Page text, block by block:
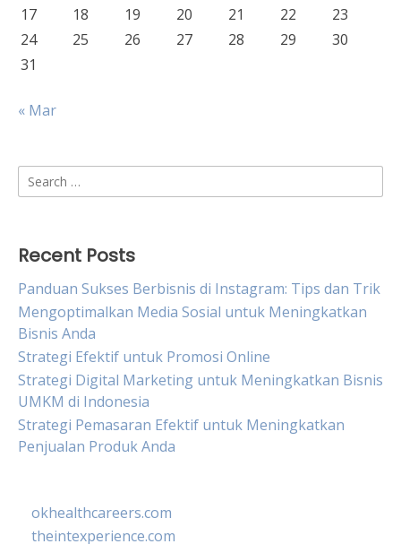
17
18 19 20 21 22
23
24
25 26 27 28 29
30
31
« Mar
Search
for:
Recent Posts
Panduan Sukses Berbisnis di Instagram: Tips dan Trik
Mengoptimalkan Media Sosial untuk Meningkatkan
Bisnis Anda
Strategi Efektif untuk Promosi Online
Strategi Digital Marketing untuk Meningkatkan Bisnis
UMKM di Indonesia
Strategi Pemasaran Efektif untuk Meningkatkan
Penjualan Produk Anda
okhealthcareers.com
theintexperience.com